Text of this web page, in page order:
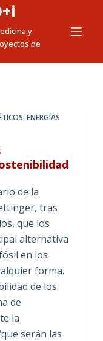
y
de
,ENERGÍAS
de la
tras
que los
alternativa
en los
forma.
de los
de
la
serán las